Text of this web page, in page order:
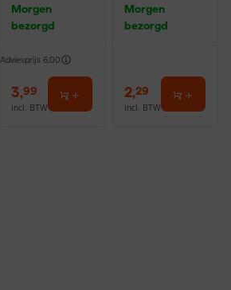
Morgen
bezorgd
Adviesprijs 6,00
3,99
incl. BTW
Morgen
bezorgd
2,29
incl. BTW